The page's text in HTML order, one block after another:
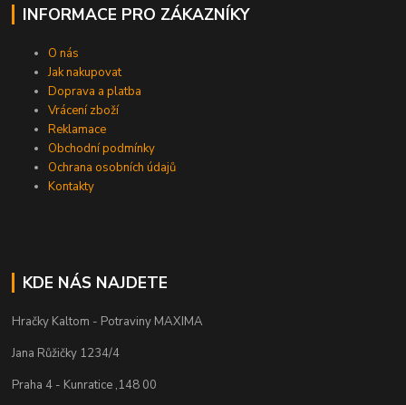
INFORMACE PRO ZÁKAZNÍKY
O nás
Jak nakupovat
Doprava a platba
Vrácení zboží
Reklamace
Obchodní podmínky
Ochrana osobních údajů
Kontakty
KDE NÁS NAJDETE
Hračky Kaltom - Potraviny MAXIMA
Jana Růžičky 1234/4
Praha 4 - Kunratice ,148 00